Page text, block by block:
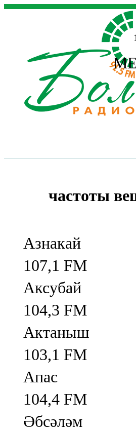
частоты
Азнакай
107,1 FM
Аксубай
104,3 FM
Актаныш
103,1 FM
Апас
104,4 FM
Әбсәләм